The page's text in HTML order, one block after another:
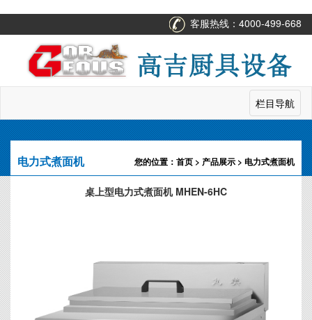
客服热线： 4000-499-668
栏目导航
电力式煮面机 您的位置： 首页 > 产品展示 > 电力式煮面机
桌上型电力式煮面机 MHEN-6HC